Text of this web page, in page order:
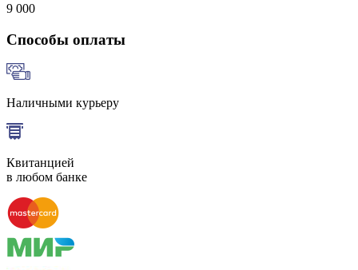
9 000
Способы оплаты
Наличными курьеру
Квитанцией
в любом банке